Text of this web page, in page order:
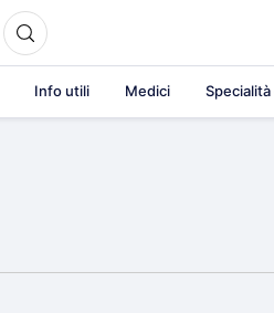
Info utili Medici